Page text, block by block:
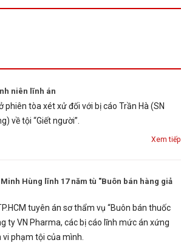
niên lĩnh án
phiên tòa xét xử đối với bị cáo Trần Hà (SN
về tội “Giết người”.
Xem tiếp
Hùng lĩnh 17 năm tù "Buôn bán hàng giả
tuyên án sơ thẩm vụ “Buôn bán thuốc
ty VN Pharma, các bị cáo lĩnh mức án xứng
phạm tội của mình.